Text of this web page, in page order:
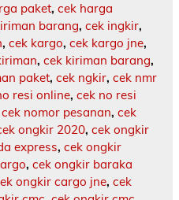
paket, cek harga
barang, cek ingkir,
, cek kargo, cek kargo jne,
, cek kiriman barang,
paket, cek ngkir, cek nmr
resi online, cek no resi
cek nomor pesanan, cek
ongkir 2020, cek ongkir
express, cek ongkir
, cek ongkir baraka
ongkir cargo jne, cek